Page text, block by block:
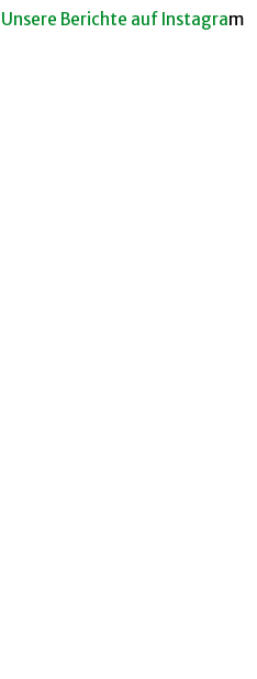
Unsere Berichte auf Instagram